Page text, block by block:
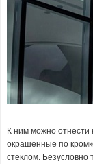
К ним можно отнести
окрашенные по
стеклом. Безусловно